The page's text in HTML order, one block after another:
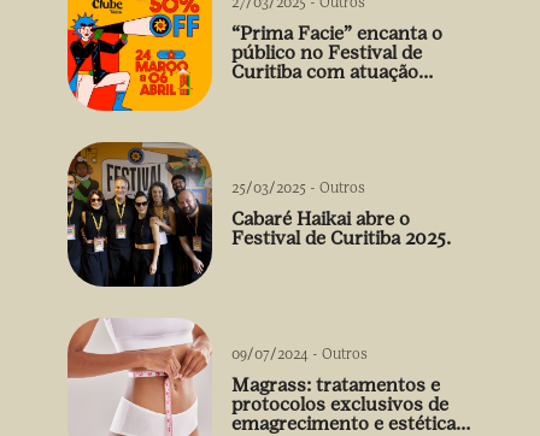
“Prima Facie” encanta o
público no Festival de
Curitiba com atuação
25/03/2025 - Outros
Cabaré Haikai abre o
Festival de Curitiba 2025.
09/07/2024 - Outros
Magrass: tratamentos e
protocolos exclusivos de
emagrecimento e estética